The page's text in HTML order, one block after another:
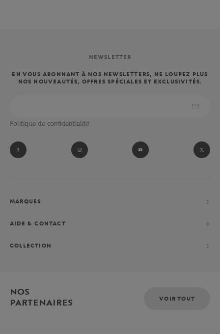
NEWSLETTER
EN VOUS ABONNANT À NOS NEWSLETTERS, NE LOUPEZ PLUS
NOS NOUVEAUTÉS, OFFRES SPÉCIALES ET EXCLUSIVITÉS.
Politique de confidentialité
MARQUES
AIDE & CONTACT
COLLECTION
NOS
PARTENAIRES
VOIR TOUT